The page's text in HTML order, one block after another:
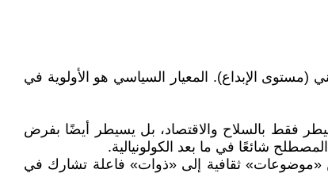
الفني (مستوى الإبداع). المعيار السياسي هو الأولوية في
فقط بالسلاح والاقتصاد، بل يسيطر أيضًا بفرض
شائعًا في ما بعد الكولونيالية.
من «موضوعات» ثقافية إلى «ذوات» فاعلة تشارك في